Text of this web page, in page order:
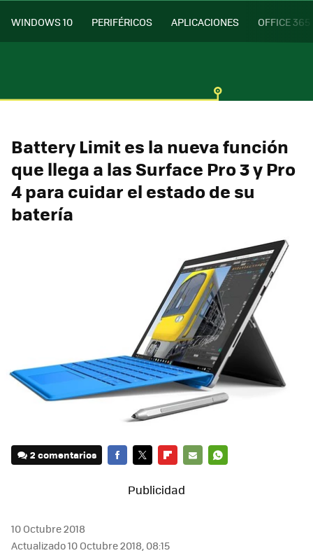
WINDOWS 10 PERIFÉRICOS APLICACIONES OFFICE 365
Battery Limit es la nueva función
que llega a las Surface Pro 3 y Pro
4 para cuidar el estado de su
batería
2 comentarios
MAIL
10 Octubre 2018
Actualizado 10 Octubre 2018, 08:15